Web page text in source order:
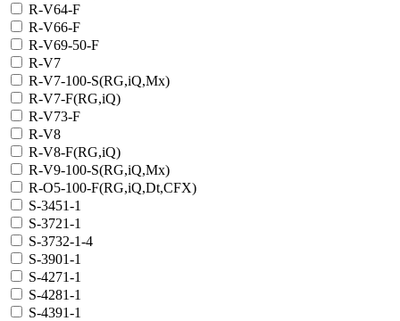
R-V64-F
R-V66-F
R-V69-50-F
R-V7
R-V7-100-S(RG,iQ,Mx)
R-V7-F(RG,iQ)
R-V73-F
R-V8
R-V8-F(RG,iQ)
R-V9-100-S(RG,iQ,Mx)
R-О5-100-F(RG,iQ,Dt,CFX)
S-3451-1
S-3721-1
S-3732-1-4
S-3901-1
S-4271-1
S-4281-1
S-4391-1